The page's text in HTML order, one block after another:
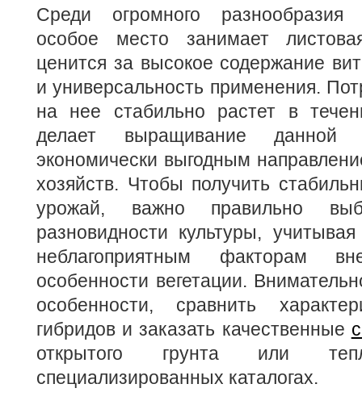
Среди огромного разнообразия
особое место занимает
ценится за высокое содержание
и универсальность применения.
на нее стабильно растет в
делает выращивание данной
экономически выгодным
хозяйств. Чтобы получить
урожай, важно правильно
разновидности культуры,
неблагоприятным факторам
особенности вегетации.
особенности, сравнить
гибридов и заказать качественные
открытого грунта или
специализированных каталогах.